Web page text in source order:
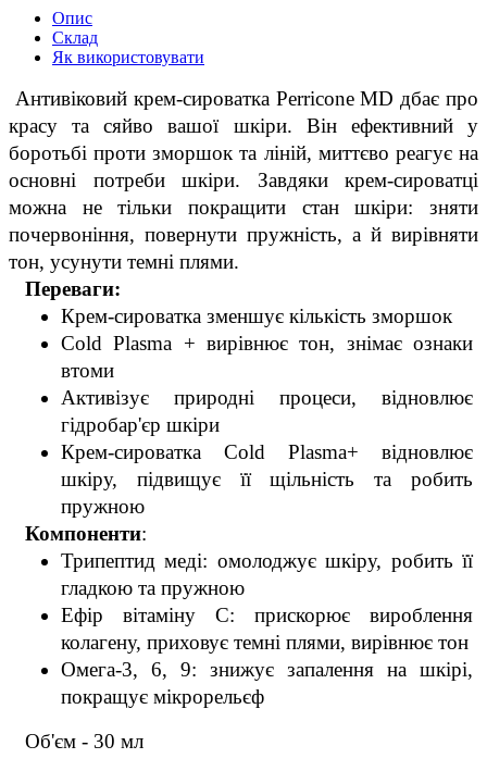
Опис
Склад
Як використовувати
красу та сяйво вашої шкіри. Він ефективний у
боротьбі проти зморшок та ліній, миттєво реагує на
основні потреби шкіри. Завдяки крем-сироватці
можна не тільки покращити стан шкіри: зняти
почервоніння, повернути пружність, а й вирівняти
тон, усунути темні плями.
Переваги:
Крем-сироватка зменшує кількість зморшок
Cold Plasma + вирівнює тон, знімає ознаки
втоми
Активізує природні процеси, відновлює
гідробар'єр шкіри
Крем-сироватка Cold Plasma+ відновлює
шкіру, підвищує її щільність та робить
пружною
Компоненти:
Трипептид меді: омолоджує шкіру, робить її
гладкою та пружною
Ефір вітаміну С: прискорює вироблення
колагену, приховує темні плями, вирівнює тон
Омега-3, 6, 9: знижує запалення на шкірі,
покращує мікрорельєф
Об'єм - 30 мл